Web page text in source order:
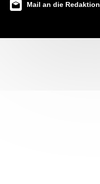
Mail an die Redaktion